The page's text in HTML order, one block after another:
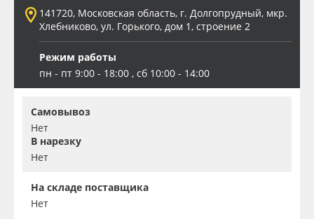
ПЭТ бэклит
Вспененный ПВХ
Заготовки для сувениров
141720, Московская область, г. Долгопрудный, мкр.
Хлебниково, ул. Горького, дом 1, строение 2
Режим работы
пн - пт 9:00 - 18:00 , сб 10:00 - 14:00
Самовывоз
Нет
В нарезку
Нет
На складе поставщика
Нет